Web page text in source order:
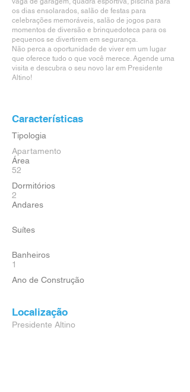
os dias ensolarados, salão de festas para
celebrações memoráveis, salão de jogos para
momentos de diversão e brinquedoteca para os
pequenos se divertirem em segurança.
Não perca a oportunidade de viver em um lugar
que oferece tudo o que você merece. Agende uma
visita e descubra o seu novo lar em Presidente
Altino!
Características
Tipologia
Apartamento
Área
52
Dormitórios
2
Andares
Suítes
Banheiros
1
Ano de Construção
Localização
Presidente Altino